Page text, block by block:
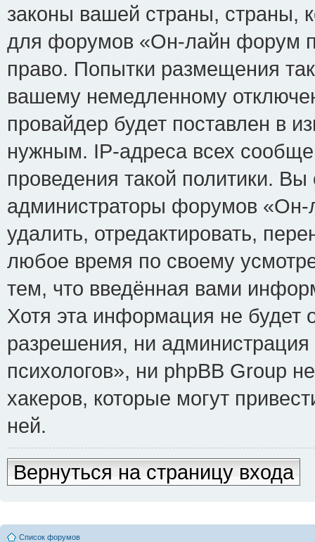
законы вашей страны, страны,
для форумов «Он-лайн форум
право. Попытки размещения
вашему немедленному
провайдер будет поставлен в
нужным. IP-адреса всех
проведения такой политики.
администраторы форумов
удалить, отредактировать,
любое время по своему
тем, что введённая вами
Хотя эта информация не будет
разрешения, ни
психологов», ни phpBB Group
хакеров, которые могут
ней.
Вернуться на страницу входа
Список форумов